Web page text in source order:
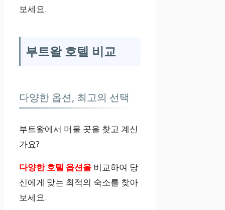
보세요.
부트왈 호텔 비교
다양한 옵션, 최고의 선택
부트왈에서 머물 곳을 찾고 계신
가요?
다양한 호텔 옵션을 비교하여 당
신에게 맞는 최적의 숙소를 찾아
보세요.